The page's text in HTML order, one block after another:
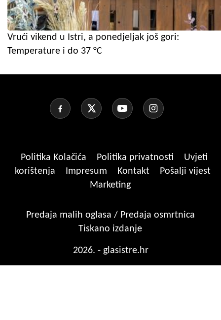
Vrući vikend u Istri, a ponedjeljak još gori:
Temperature i do 37 °C
Politika Kolačića Politika privatnosti
Uvjeti
korištenja
Impresum Kontakt
Pošalji vijest
Marketing
Predaja malih oglasa / Predaja osmrtnica
Tiskano izdanje
2026. - glasistre.hr